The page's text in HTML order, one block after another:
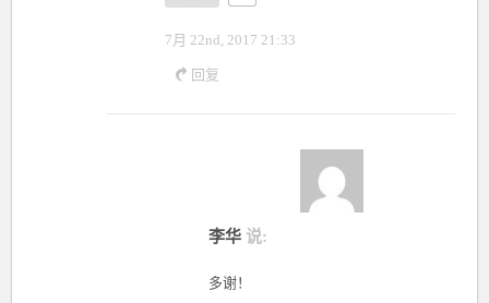
7月 22nd, 2017 21:33
回复
李华 说:
多谢！